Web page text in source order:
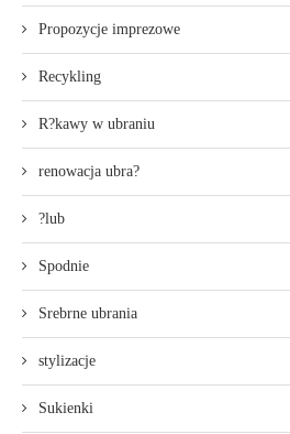
Propozycje imprezowe
Recykling
R?kawy w ubraniu
renowacja ubra?
?lub
Spodnie
Srebrne ubrania
stylizacje
Sukienki